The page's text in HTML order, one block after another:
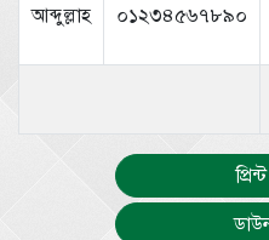
আব্দুল্লাহ
০১২৩৪৫৬৭৮৯০